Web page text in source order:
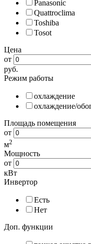
Panasonic
Quattroclima
Toshiba
Tosot
Цена
от
руб.
Режим работы
охлаждение
охлаждение/
Площадь помещения
от
м2
Мощность
от
кВт
Инвертор
Есть
Нет
Доп. функции